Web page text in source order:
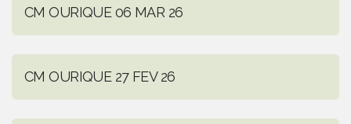
CM OURIQUE 06 MAR 26
CM OURIQUE 27 FEV 26